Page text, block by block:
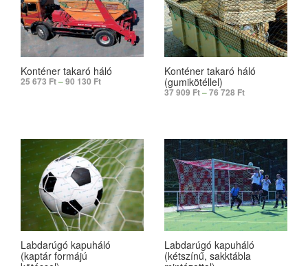
Konténer takaró háló
25 673 Ft–90 130 Ft
Konténer takaró háló
(gumikötéllel)
37 909 Ft–76 728 Ft
Labdarúgó kapuháló
(kaptár formájú
Labdarúgó kapuháló
(kétszínű, sakktábla